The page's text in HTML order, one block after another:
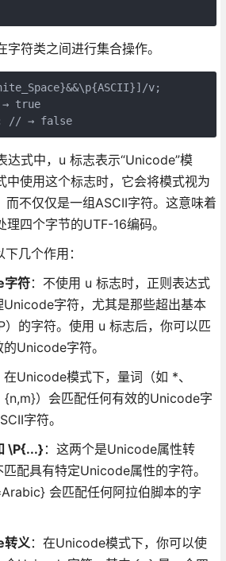
字符类之间进行集合操作。
v;
true
// → false
式中，u 标志表示“Unicode”模
中使用这个标志时，它会将模式视为
不仅仅是一组ASCII字符。这意味着
四个字节的UTF-16编码。
几个作用：
字符：不使用 u 标志时，正则表达式
Unicode字符，尤其是那些超出基本
）的字符。使用 u 标志后，你可以匹
Unicode字符。
在Unicode模式下，量词（如 *、
）会匹配任何有效的Unicode字
字符。
\P{...} ：这两个是Unicode属性转
配具有特定Unicode属性的字符。
会匹配任何阿拉伯脚本的字
转义：在Unicode模式下，你可以使